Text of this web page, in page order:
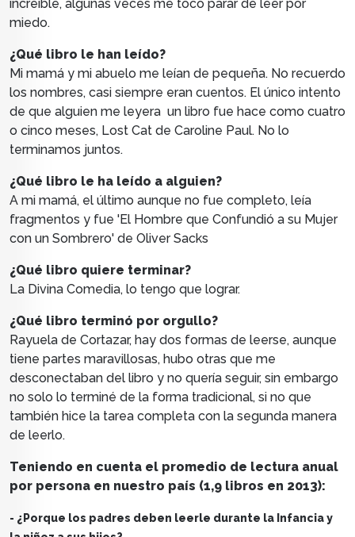
increíble, algunas veces me tocó parar de leer por
miedo.
¿Qué libro le han leído?
Mi mamá y mi abuelo me leían de pequeña. No recuerdo
los nombres, casi siempre eran cuentos. El único intento
de que alguien me leyera un libro fue hace como cuatro
o cinco meses, Lost Cat de Caroline Paul. No lo
terminamos juntos.
¿Qué libro le ha leído a alguien?
A mi mamá, el último aunque no fue completo, leía
fragmentos y fue 'El Hombre que Confundió a su Mujer
con un Sombrero' de Oliver Sacks
¿Qué libro quiere terminar?
La Divina Comedia, lo tengo que lograr.
¿Qué libro terminó por orgullo?
Rayuela de Cortazar, hay dos formas de leerse, aunque
tiene partes maravillosas, hubo otras que me
desconectaban del libro y no quería seguir, sin embargo
no solo lo terminé de la forma tradicional, si no que
también hice la tarea completa con la segunda manera
de leerlo.
Teniendo en cuenta el promedio de lectura anual
por persona en nuestro país (1,9 libros en 2013):
- ¿Porque los padres deben leerle durante la Infancia y